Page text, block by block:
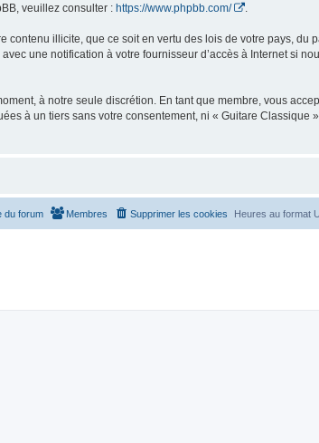
veuillez consulter : https://www.phpbb.com/ .
illicite, que ce soit en vertu des lois de votre pays, du
une notification à votre fournisseur d’accès à Internet si
à notre seule discrétion. En tant que membre, vous
à un tiers sans votre consentement, ni « Guitare Classique
Heures au format
Supprimer les cookies
Membres
du forum